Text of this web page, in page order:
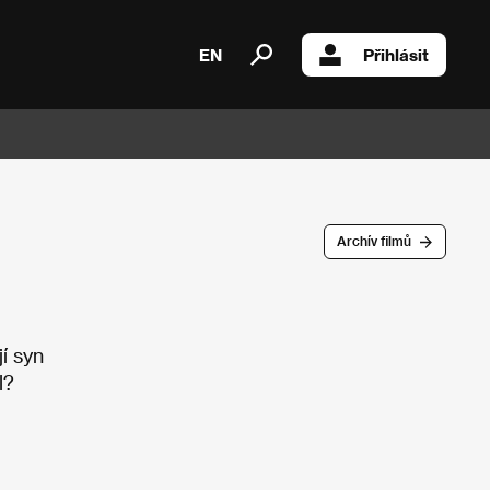
EN Přihlásit
Archív filmů
syn